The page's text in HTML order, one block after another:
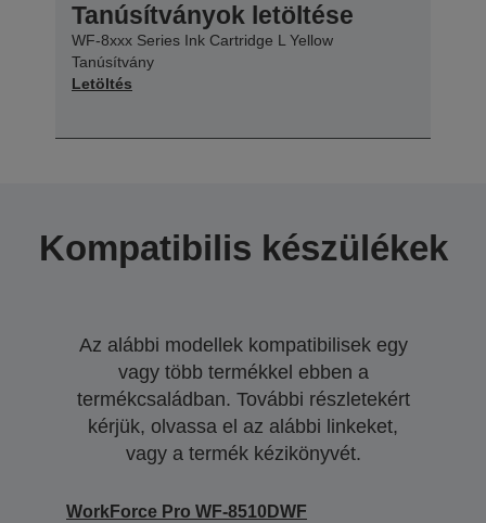
Tanúsítványok letöltése
WF-8xxx Series Ink Cartridge L Yellow
Tanúsítvány
Letöltés
Kompatibilis készülékek
Az alábbi modellek kompatibilisek egy
vagy több termékkel ebben a
termékcsaládban. További részletekért
kérjük, olvassa el az alábbi linkeket,
vagy a termék kézikönyvét.
WorkForce Pro WF-8510DWF